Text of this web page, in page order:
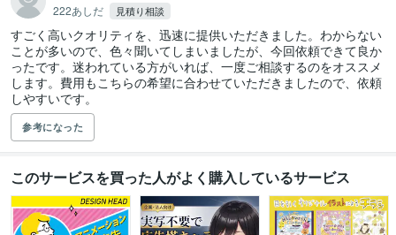
222あしだ 見積り相談
すごく高いクオリティを、迅速に提供いただきました。わからない
ことが多いので、色々聞いてしまいましたが、今回依頼できて良か
ったです。迷われている方がいれば、一度ご相談するのをオススメ
します。費用もこちらの希望に合わせていただきましたので、依頼
しやすいです。
参考になった
このサービスを買った人がよく購入しているサービス